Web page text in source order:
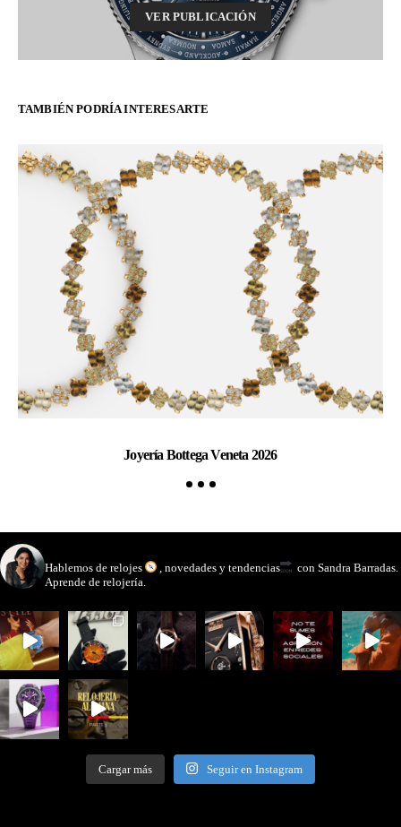
VER PUBLICACIÓN
TAMBIÉN PODRÍA INTERESARTE
Joyería Bottega Veneta 2026
Hablemos de relojes , novedades y tendencias
con Sandra Barradas.
Aprende de relojería.
Cargar más Seguir en Instagram